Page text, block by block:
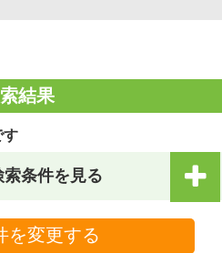
結果
す
条件を見る
を変更する